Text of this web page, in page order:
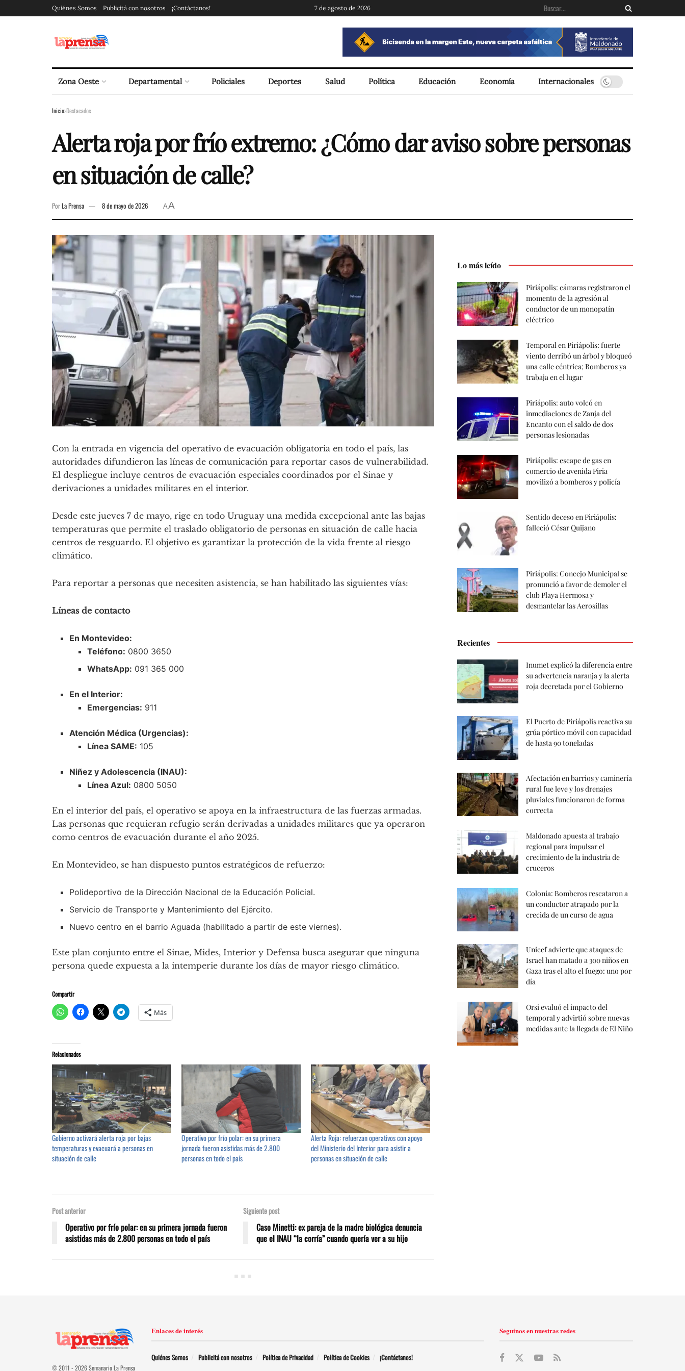
Quiénes Somos Publicitá con nosotros ¡Contáctanos! 7 de agosto de 2026
Zona Oeste Departamental Policiales Deportes Salud Política Educación Economía Internacionales
Inicio Destacados
Alerta roja por frío extremo: ¿Cómo dar aviso sobre personas
en situación de calle?
PorLa Prensa 8 de mayo de 2026 AA
Con la entrada en vigencia del operativo de evacuación obligatoria en todo el país, las
autoridades difundieron las líneas de comunicación para reportar casos de vulnerabilidad.
El despliegue incluye centros de evacuación especiales coordinados por el Sinae y
derivaciones a unidades militares en el interior.
Desde este jueves 7 de mayo, rige en todo Uruguay una medida excepcional ante las bajas
temperaturas que permite el traslado obligatorio de personas en situación de calle hacia
centros de resguardo. El objetivo es garantizar la protección de la vida frente al riesgo
climático.
Para reportar a personas que necesiten asistencia, se han habilitado las siguientes vías:
Líneas de contacto
En Montevideo:
Teléfono: 0800 3650
WhatsApp: 091 365 000
En el Interior:
Emergencias: 911
Atención Médica (Urgencias):
Línea SAME: 105
Niñez y Adolescencia (INAU):
Línea Azul: 0800 5050
En el interior del país, el operativo se apoya en la infraestructura de las fuerzas armadas.
Las personas que requieran refugio serán derivadas a unidades militares que ya operaron
como centros de evacuación durante el año 2025.
En Montevideo, se han dispuesto puntos estratégicos de refuerzo:
Polideportivo de la Dirección Nacional de la Educación Policial.
Servicio de Transporte y Mantenimiento del Ejército.
Nuevo centro en el barrio Aguada (habilitado a partir de este viernes).
Este plan conjunto entre el Sinae, Mides, Interior y Defensa busca asegurar que ninguna
persona quede expuesta a la intemperie durante los días de mayor riesgo climático.
Compartir
Más
Relacionados
Gobierno activará alerta roja por bajas
temperaturas y evacuará a personas en
situación de calle
Operativo por frío polar: en su primera
jornada fueron asistidas más de 2.800
personas en todo el país
Alerta Roja: refuerzan operativos con apoyo
del Ministerio del Interior para asistir a
personas en situación de calle
Post anterior
Operativo por frío polar: en su primera jornada fueron
asistidas más de 2.800 personas en todo el país
Siguiente post
Caso Minetti: ex pareja de la madre biológica denuncia
que el INAU “la corría” cuando quería ver a su hijo
Lo más leído
Piriápolis: cámaras registraron el
momento de la agresión al
conductor de un monopatín
eléctrico
Temporal en Piriápolis: fuerte
viento derribó un árbol y bloqueó
una calle céntrica; Bomberos ya
trabaja en el lugar
Piriápolis: auto volcó en
inmediaciones de Zanja del
Encanto con el saldo de dos
personas lesionadas
Piriápolis: escape de gas en
comercio de avenida Piria
movilizó a bomberos y policía
Sentido deceso en Piriápolis:
falleció César Quijano
Piriápolis: Concejo Municipal se
pronunció a favor de demoler el
club Playa Hermosa y
desmantelar las Aerosillas
Recientes
Inumet explicó la diferencia entre
su advertencia naranja y la alerta
roja decretada por el Gobierno
El Puerto de Piriápolis reactiva su
grúa pórtico móvil con capacidad
de hasta 90 toneladas
Afectación en barrios y caminería
rural fue leve y los drenajes
pluviales funcionaron de forma
correcta
Maldonado apuesta al trabajo
regional para impulsar el
crecimiento de la industria de
cruceros
Colonia: Bomberos rescataron a
un conductor atrapado por la
crecida de un curso de agua
Unicef advierte que ataques de
Israel han matado a 300 niños en
Gaza tras el alto el fuego: uno por
día
Orsi evaluó el impacto del
temporal y advirtió sobre nuevas
medidas ante la llegada de El Niño
© 2011 - 2026 Semanario La Prensa
Enlaces de interés
Quiénes Somos Publicitá con nosotros Política de Privacidad Política de Cookies ¡Contáctanos!
Seguínos en nuestras redes